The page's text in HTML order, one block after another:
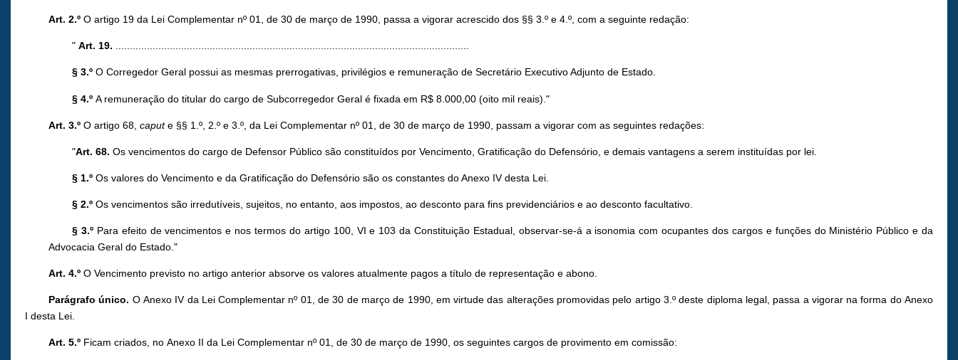
Art. 2.º O artigo 19 da Lei Complementar nº 01, de 30 de março de 1990, passa a vigorar acrescido dos §§ 3.º e 4.º, com a seguinte redação:
"Art. 19. ............................................................................................................................
§ 3.º O Corregedor Geral possui as mesmas prerrogativas, privilégios e remuneração de Secretário Executivo Adjunto de Estado.
§ 4.º A remuneração do titular do cargo de Subcorregedor Geral é fixada em R$ 8.000,00 (oito mil reais)."
Art. 3.º O artigo 68,capute §§ 1.º, 2.º e 3.º, da Lei Complementar nº 01, de 30 de março de 1990, passam a vigorar com as seguintes redações:
"Art. 68. Os vencimentos do cargo de Defensor Público são constituídos por Vencimento, Gratificação do Defensório, e demais vantagens a serem instituídas por lei.
§ 1.º Os valores do Vencimento e da Gratificação do Defensório são os constantes do Anexo IV desta Lei.
§ 2.º Os vencimentos são irredutíveis, sujeitos, no entanto, aos impostos, ao desconto para fins previdenciários e ao desconto facultativo.
§ 3.º Para efeito de vencimentos e nos termos do artigo 100, VI e 103 da Constituição Estadual, observar-se-á a isonomia com ocupantes dos cargos e funções do Ministério Público e da
Advocacia Geral do Estado."
Art. 4.º O Vencimento previsto no artigo anterior absorve os valores atualmente pagos a título de representação e abono.
Parágrafo único. O Anexo IV da Lei Complementar nº 01, de 30 de março de 1990, em virtude das alterações promovidas pelo artigo 3.º deste diploma legal, passa a vigorar na forma do Anexo
I desta Lei.
Art. 5.º Ficam criados, no Anexo II da Lei Complementar nº 01, de 30 de março de 1990, os seguintes cargos de provimento em comissão: